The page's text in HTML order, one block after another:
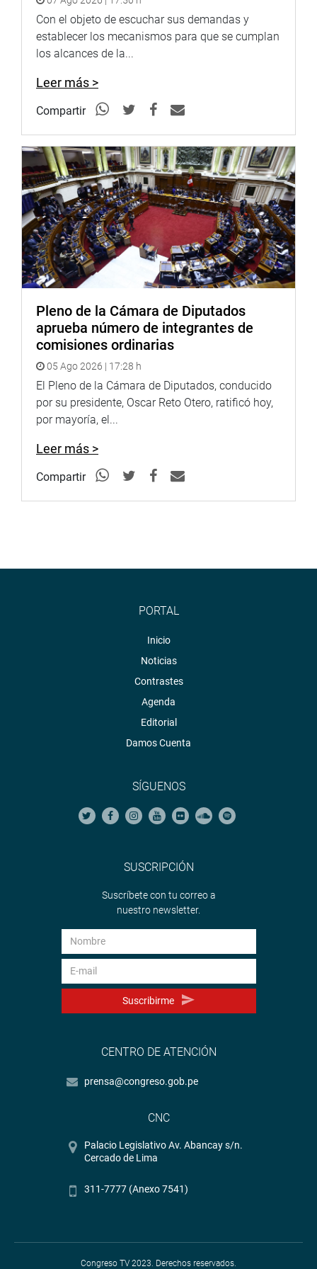
rondas campesinas para combatir la inseguridad
ciudadana en sus jurisdicciones.
Asimismo, la comisión se inhibió de pronunciarse
respecto a la propuesta legislativa que establece la
obligación de la adquisición, distribución y entrega de la
moringa oleifora en los programas sociales del Estado y
OFICINA DE COMUNICACIONES
Con el objeto de escuchar sus demandas y
establecer los mecanismos para que se cumplan
los alcances de la...
Leer más >
Compartir
Pleno de la Cámara de Diputados
aprueba número de integrantes de
comisiones ordinarias
05 Ago 2026 | 17:28 h
El Pleno de la Cámara de Diputados, conducido
por su presidente, Oscar Reto Otero, ratificó hoy,
por mayoría, el...
Leer más >
Compartir
PORTAL
Inicio
Noticias
Contrastes
Agenda
Editorial
Damos Cuenta
SÍGUENOS
SUSCRIPCIÓN
Suscríbete con tu correo a
nuestro newsletter.
Suscribirme
CENTRO DE ATENCIÓN
prensa@congreso.gob.pe
CNC
Palacio Legislativo Av. Abancay s/n.
Cercado de Lima
311-7777 (Anexo 7541)
Congreso TV 2023. Derechos reservados.